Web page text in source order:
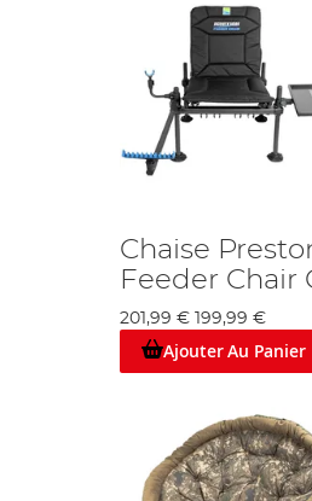
Advanta est trouvée parallèlement les
un siège de pêche fonctionnel pour
également de chaises liées à un
déjà acheté. Si vous allez au lac pour
rendre les meilleurs produits de pêche
pensons, et il peut faire toute la
Chaise
Feeder Chair
201,99 € 199,99 €
Ajouter Au Panier